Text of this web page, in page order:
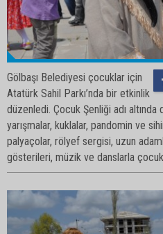
Gölbaşı Belediyesi çocuklar için
Atatürk Sahil Parkı’nda bir etkinlik
düzenledi. Çocuk Şenliği adı
yarışmalar, kuklalar, pandomin ve
palyaçolar, rölyef sergisi, uzun
gösterileri, müzik ve danslarla